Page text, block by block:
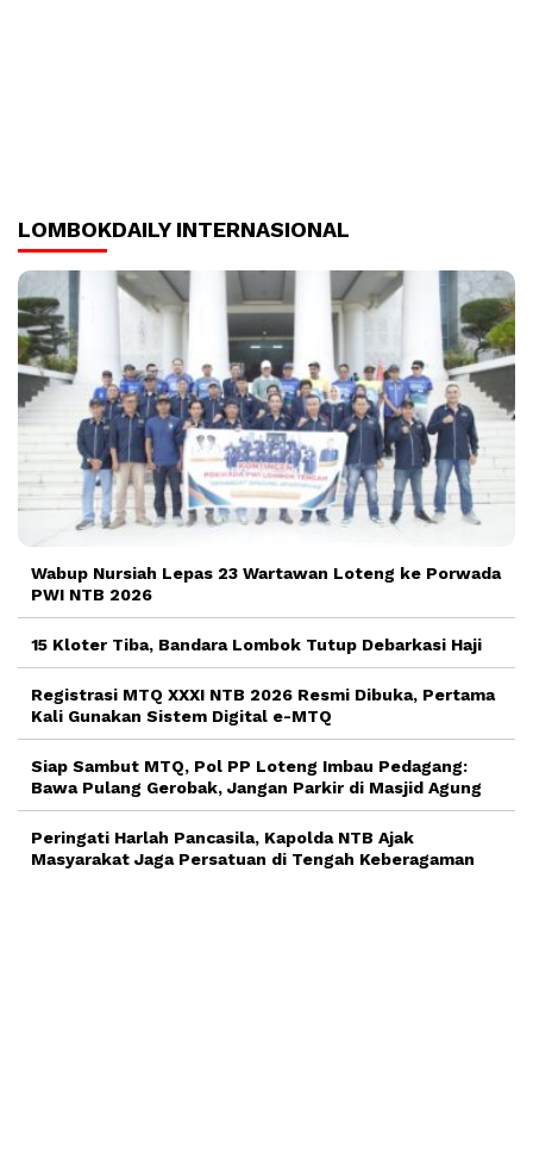
LOMBOKDAILY INTERNASIONAL
Wabup Nursiah Lepas 23 Wartawan Loteng ke Porwada
PWI NTB 2026
15 Kloter Tiba, Bandara Lombok Tutup Debarkasi Haji
Registrasi MTQ XXXI NTB 2026 Resmi Dibuka, Pertama
Kali Gunakan Sistem Digital e-MTQ
Siap Sambut MTQ, Pol PP Loteng Imbau Pedagang:
Bawa Pulang Gerobak, Jangan Parkir di Masjid Agung
Peringati Harlah Pancasila, Kapolda NTB Ajak
Masyarakat Jaga Persatuan di Tengah Keberagaman